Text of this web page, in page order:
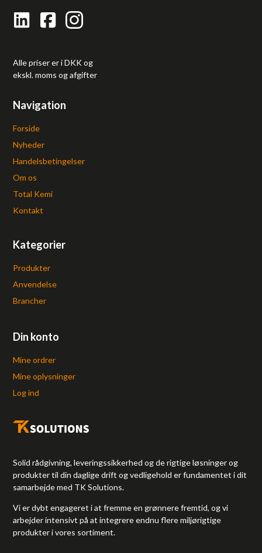
Alle priser er i DKK og
ekskl. moms og afgifter
Navigation
Forside
Nyheder
Handelsbetingelser
Om os
Total Kemi
Kontakt
Kategorier
Produkter
Anvendelse
Brancher
Din konto
Mine ordrer
Mine oplysninger
Log ind
Solid rådgivning, leveringssikkerhed og de rigtige løsninger og
produkter til din daglige drift og vedligehold er fundamentet i dit
samarbejde med TK Solutions.
Vi er dybt engageret i at fremme en grønnere fremtid, og vi
arbejder intensivt på at integrere endnu flere miljørigtige
produkter i vores sortiment.